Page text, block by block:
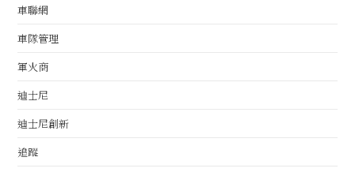
車聯網
車隊管理
軍火商
迪士尼
迪士尼創新
追蹤